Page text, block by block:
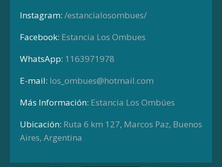
Instagram: /estancialosombues/
Facebook: Estancia Los Ombues
WhatsApp: 1163971978
E-mail: los_ombues@hotmail.com
Más Información: Estancia Los Ombúes
Ubicación: Ruta 6 km 127, Marcos Paz, Buenos
Aires, Argentina